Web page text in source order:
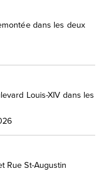
dans les deux
Louis-XIV dans les
Rue St-Augustin